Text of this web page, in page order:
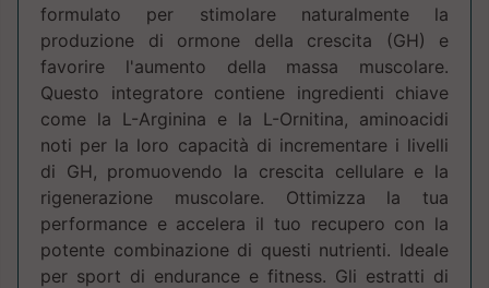
formulato per stimolare naturalmente la
produzione di ormone della crescita (GH) e
favorire l'aumento della massa muscolare.
Questo integratore contiene ingredienti chiave
come la L-Arginina e la L-Ornitina, aminoacidi
noti per la loro capacità di incrementare i livelli
di GH, promuovendo la crescita cellulare e la
rigenerazione muscolare. Ottimizza la tua
performance e accelera il tuo recupero con la
potente combinazione di questi nutrienti. Ideale
per sport di endurance e fitness. Gli estratti di